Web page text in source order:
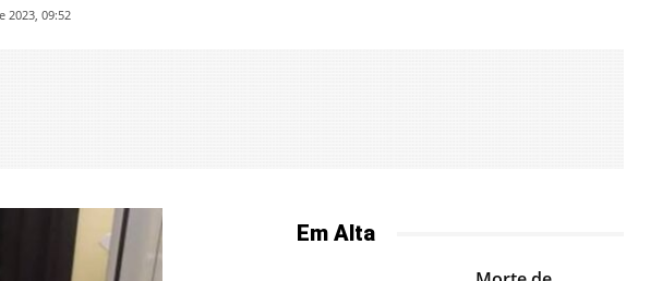
2023, 09:52
Em Alta